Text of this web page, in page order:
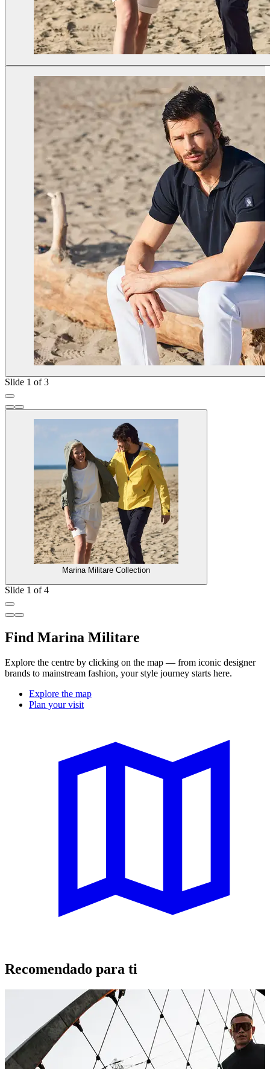
Slide 1 of 3
Marina Militare Collection
Slide 1 of 4
Find Marina Militare
Explore the centre by clicking on the map — from iconic designer
brands to mainstream fashion, your style journey starts here.
Explore the map
Plan your visit
Recomendado para ti